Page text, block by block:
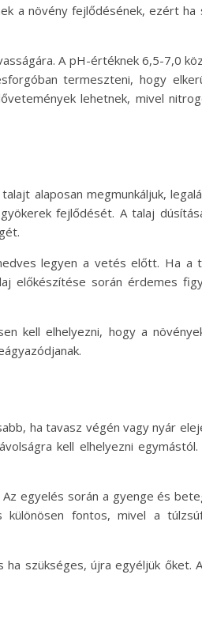
a növény fejlődésének, ezért
A pH-értéknek 6,5-7,0
termeszteni, hogy
lehetnek, mivel
alaposan megmunkáljuk,
fejlődését. A talaj
legyen a vetés előtt. Ha a
előkészítése során érdemes
kell elhelyezni, hogy a
ha tavasz végén vagy nyár
kell elhelyezni
egyelés során a gyenge és
fontos, mivel a
szükséges, újra egyéljük őket.